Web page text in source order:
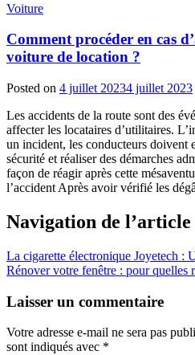
Voiture
Comment procéder en cas
voiture de location ?
Posted on 4 juillet 20234 juillet 2023
Les accidents de la route sont des
affecter les locataires d’utilitaires.
un incident, les conducteurs doivent
sécurité et réaliser des démarches
façon de réagir après cette
l’accident Après avoir vérifié les
Navigation de l’article
La cigarette électronique Joyetech :
Rénover votre fenêtre : pour quelles
Laisser un commentaire
Votre adresse e-mail ne sera pas
sont indiqués avec *